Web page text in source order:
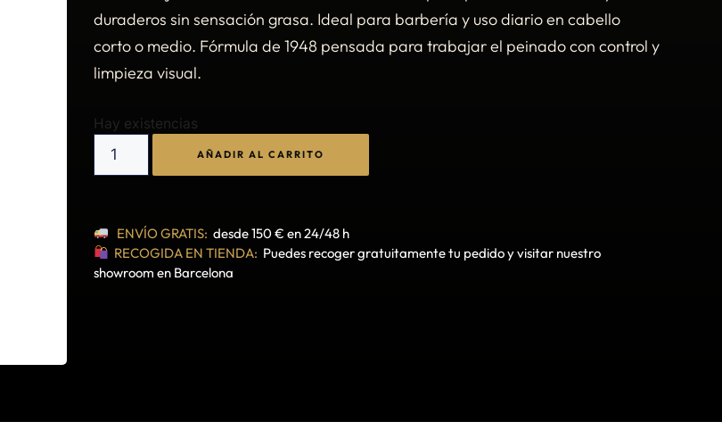
duraderos sin sensación grasa. Ideal para barbería y uso diario en cabello
corto o medio. Fórmula de 1948 pensada para trabajar el peinado con control y
limpieza visual.
Hay existencias
AÑADIR AL CARRITO
ENVÍO GRATIS: desde 150 € en 24/48 h
RECOGIDA EN TIENDA: Puedes recoger gratuitamente tu pedido y visitar nuestro
showroom en Barcelona